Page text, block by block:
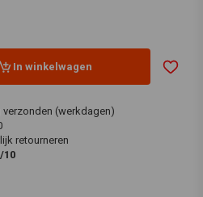
In winkelwagen
(werkdagen)
retourneren
10